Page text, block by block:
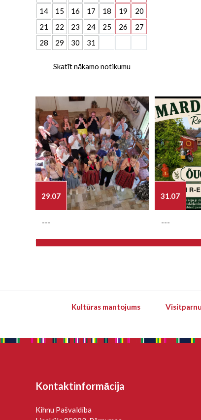
14
15 16 17 18 19
20
21
22 23 24 25 26
27
28
29 30 31
Skatīt nākamo notikumu
29.07
---
31.07
---
Kultūras mantojums
Kontaktinformācija
Kihnu Pašvaldība